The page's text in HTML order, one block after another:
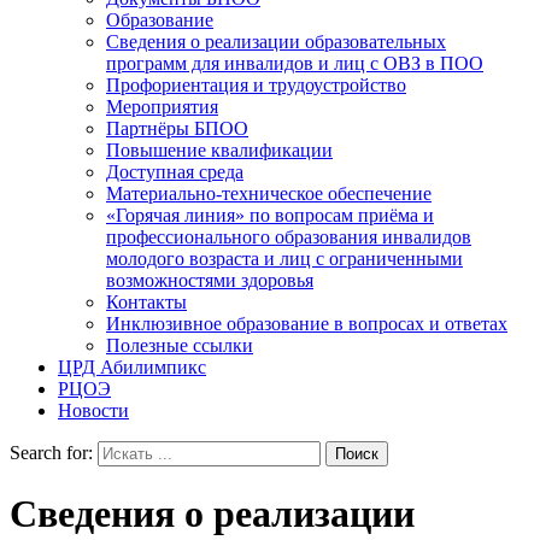
Образование
Сведения о реализации образовательных
программ для инвалидов и лиц с ОВЗ в ПОО
Профориентация и трудоустройство
Мероприятия
Партнёры БПОО
Повышение квалификации
Доступная среда
Материально-техническое обеспечение
«Горячая линия» по вопросам приёма и
профессионального образования инвалидов
молодого возраста и лиц с ограниченными
возможностями здоровья
Контакты
Инклюзивное образование в вопросах и ответах
Полезные ссылки
ЦРД Абилимпикс
РЦОЭ
Новости
Search for:
Сведения о реализации